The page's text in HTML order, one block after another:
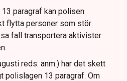
paragraf kan polisen
flytta personer som stör
fall transportera aktivister
reds. anm.) har det skett
polislagen 13 paragraf. Om